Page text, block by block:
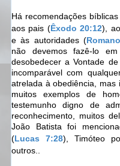
Há recomendações
aos pais (Êxodo 20:12),
e às autoridades (
não devemos fazê-lo
desobedecer a Vontade
incomparável com
atrelada à obediência, mas
muitos exemplos de
testemunho digno de
reconhecimento, muitos
João Batista foi
(Lucas 7:28), Timóteo
outros..